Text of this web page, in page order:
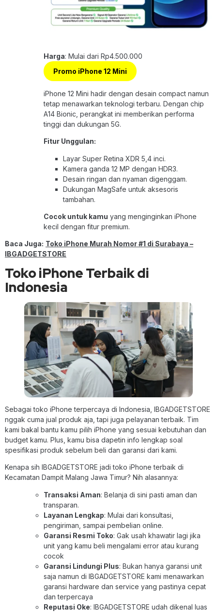
Harga: Mulai dari Rp4.500.000
Promo iPhone 12 Mini
iPhone 12 Mini hadir dengan desain compact namun
tetap menawarkan teknologi terbaru. Dengan chip
A14 Bionic, perangkat ini memberikan performa
tinggi dan dukungan 5G.
Fitur Unggulan:
Layar Super Retina XDR 5,4 inci.
Kamera ganda 12 MP dengan HDR3.
Desain ringan dan nyaman digenggam.
Dukungan MagSafe untuk aksesoris
tambahan.
Cocok untuk kamu yang menginginkan iPhone
kecil dengan fitur premium.
Baca Juga: Toko iPhone Murah Nomor #1 di Surabaya –
IBGADGETSTORE
Toko iPhone Terbaik di
Indonesia
Sebagai toko iPhone terpercaya di Indonesia, IBGADGETSTORE
nggak cuma jual produk aja, tapi juga pelayanan terbaik. Tim
kami bakal bantu kamu pilih iPhone yang sesuai kebutuhan dan
budget kamu. Plus, kamu bisa dapetin info lengkap soal
spesifikasi produk sebelum beli dan garansi dari kami.
Kenapa sih IBGADGETSTORE jadi toko iPhone terbaik di
Kecamatan Dampit Malang Jawa Timur? Nih alasannya:
Transaksi Aman: Belanja di sini pasti aman dan
transparan.
Layanan Lengkap: Mulai dari konsultasi,
pengiriman, sampai pembelian online.
Garansi Resmi Toko: Gak usah khawatir lagi jika
unit yang kamu beli mengalami error atau kurang
cocok
Garansi Lindungi Plus: Bukan hanya garansi unit
saja namun di IBGADGETSTORE kami menawarkan
garansi hardware dan service yang pastinya cepat
dan terpercaya
Reputasi Oke: IBGADGETSTORE udah dikenal luas